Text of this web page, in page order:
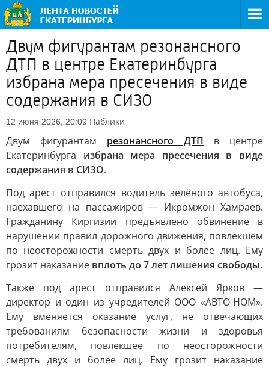
Двум фигурантам резонансного
ДТП в центре Екатеринбурга
избрана мера пресечения в виде
содержания в СИЗО
12 июня 2026, 20:09 Паблики
Двум фигурантам резонансного ДТП в центре
Екатеринбурга избрана мера пресечения в виде
содержания в СИЗО.
Под арест отправился водитель зелёного автобуса,
наехавшего на пассажиров — Икромжон Хамраев.
Гражданину Киргизии предъявлено обвинение в
нарушении правил дорожного движения, повлекшем
по неосторожности смерть двух и более лиц. Ему
грозит наказание вплоть до 7 лет лишения свободы.
Также под арест отправился Алексей Ярков —
директор и один из учредителей ООО «АВТО-НОМ».
Ему вменяется оказание услуг, не отвечающих
требованиям безопасности жизни и здоровья
потребителям, повлекшее по неосторожности
смерть двух и более лиц. Ему грозит наказание